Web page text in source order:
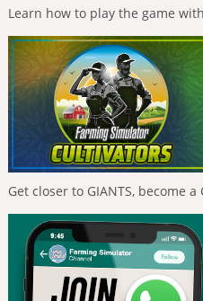
Learn how to play the game
Get closer to GIANTS, become